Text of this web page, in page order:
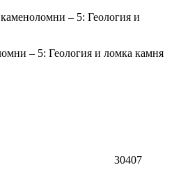
– 5: Геология и ломка камня
30407